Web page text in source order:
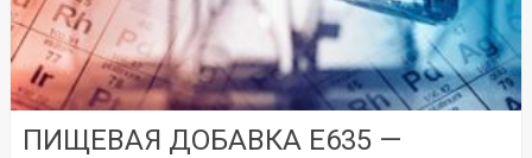
ПИЩЕВАЯ ДОБАВКА Е635 —